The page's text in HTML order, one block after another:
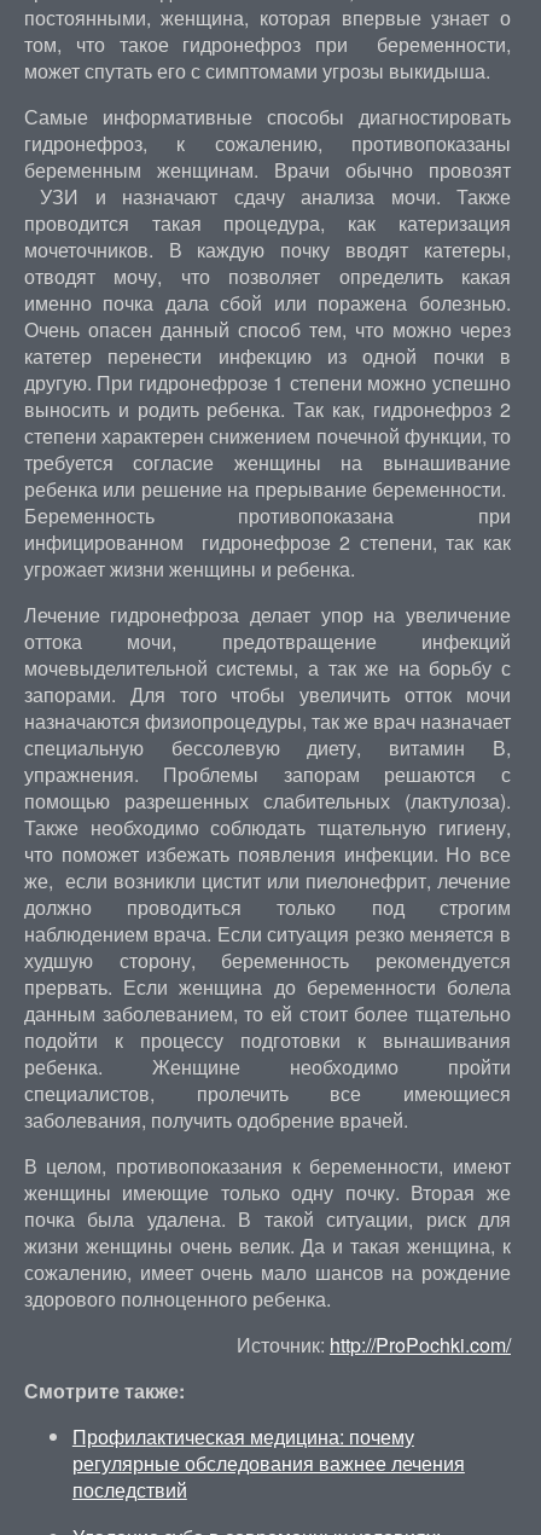
постоянными, женщина, которая впервые узнает о
том, что такое гидронефроз при беременности,
может спутать его с симптомами угрозы выкидыша.
Самые информативные способы диагностировать
гидронефроз, к сожалению, противопоказаны
беременным женщинам. Врачи обычно провозят
УЗИ и назначают сдачу анализа мочи. Также
проводится такая процедура, как катеризация
мочеточников. В каждую почку вводят катетеры,
отводят мочу, что позволяет определить какая
именно почка дала сбой или поражена болезнью.
Очень опасен данный способ тем, что можно через
катетер перенести инфекцию из одной почки в
другую. При гидронефрозе 1 степени можно успешно
выносить и родить ребенка. Так как, гидронефроз 2
степени характерен снижением почечной функции, то
требуется согласие женщины на вынашивание
ребенка или решение на прерывание беременности.
Беременность противопоказана при
инфицированном гидронефрозе 2 степени, так как
угрожает жизни женщины и ребенка.
Лечение гидронефроза делает упор на увеличение
оттока мочи, предотвращение инфекций
мочевыделительной системы, а так же на борьбу с
запорами. Для того чтобы увеличить отток мочи
назначаются физиопроцедуры, так же врач назначает
специальную бессолевую диету, витамин В,
упражнения. Проблемы запорам решаются с
помощью разрешенных слабительных (лактулоза).
Также необходимо соблюдать тщательную гигиену,
что поможет избежать появления инфекции. Но все
же, если возникли цистит или пиелонефрит, лечение
должно проводиться только под строгим
наблюдением врача. Если ситуация резко меняется в
худшую сторону, беременность рекомендуется
прервать. Если женщина до беременности болела
данным заболеванием, то ей стоит более тщательно
подойти к процессу подготовки к вынашивания
ребенка. Женщине необходимо пройти
специалистов, пролечить все имеющиеся
заболевания, получить одобрение врачей.
В целом, противопоказания к беременности, имеют
женщины имеющие только одну почку. Вторая же
почка была удалена. В такой ситуации, риск для
жизни женщины очень велик. Да и такая женщина, к
сожалению, имеет очень мало шансов на рождение
здорового полноценного ребенка.
Источник: http://ProPochki.com/
Смотрите также:
Профилактическая медицина: почему
регулярные обследования важнее лечения
последствий